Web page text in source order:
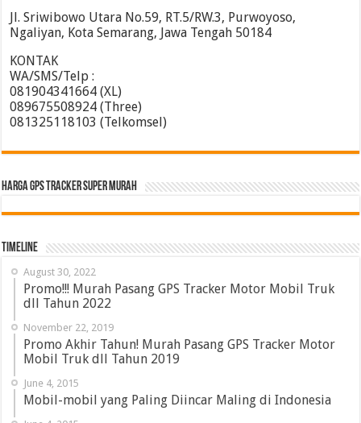
Jl. Sriwibowo Utara No.59, RT.5/RW.3, Purwoyoso,
Ngaliyan, Kota Semarang, Jawa Tengah 50184
KONTAK
WA/SMS/Telp :
081904341664 (XL)
089675508924 (Three)
081325118103 (Telkomsel)
HARGA GPS TRACKER SUPER MURAH
Timeline
August 30, 2022
Promo!!! Murah Pasang GPS Tracker Motor Mobil Truk
dll Tahun 2022
November 22, 2019
Promo Akhir Tahun! Murah Pasang GPS Tracker Motor
Mobil Truk dll Tahun 2019
June 4, 2015
Mobil-mobil yang Paling Diincar Maling di Indonesia